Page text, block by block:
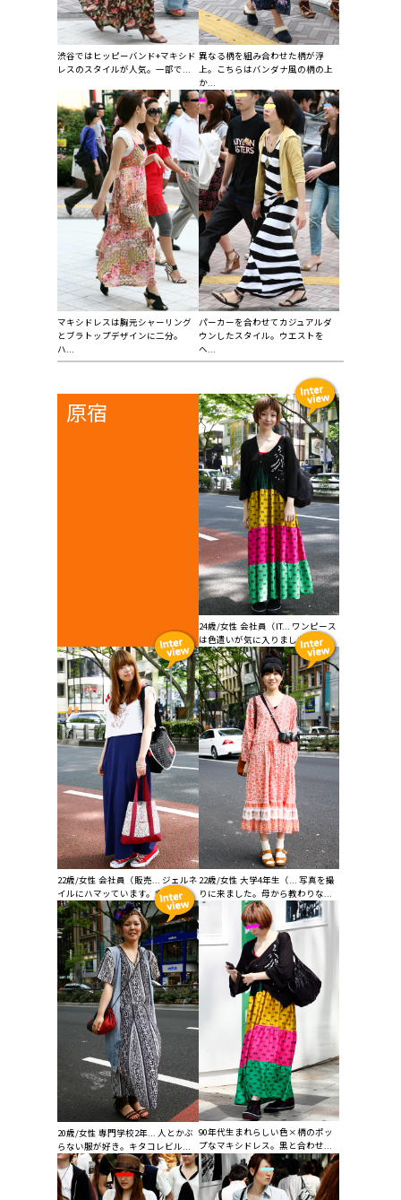
渋谷ではヒッピーバンド+マキシド
レスのスタイルが人気。一部で...
異なる柄を組み合わせた柄が浮
上。こちらはバンダナ風の柄の上
か...
マキシドレスは胸元シャーリング
とブラトップデザインに二分。
ハ...
パーカーを合わせてカジュアルダ
ウンしたスタイル。ウエストを
ヘ...
原宿
24歳/女性 会社員（IT... ワンピース
は色遣いが気に入りました。...
22歳/女性 会社員（販売... ジェルネ
イルにハマッています。幸せな...
22歳/女性 大学4年生（... 写真を撮
りに来ました。母から教わりな...
20歳/女性 専門学校2年... 人とかぶ
らない服が好き。キタコレビル...
90年代生まれらしい色×柄のポッ
プなマキシドレス。黒と合わせ...